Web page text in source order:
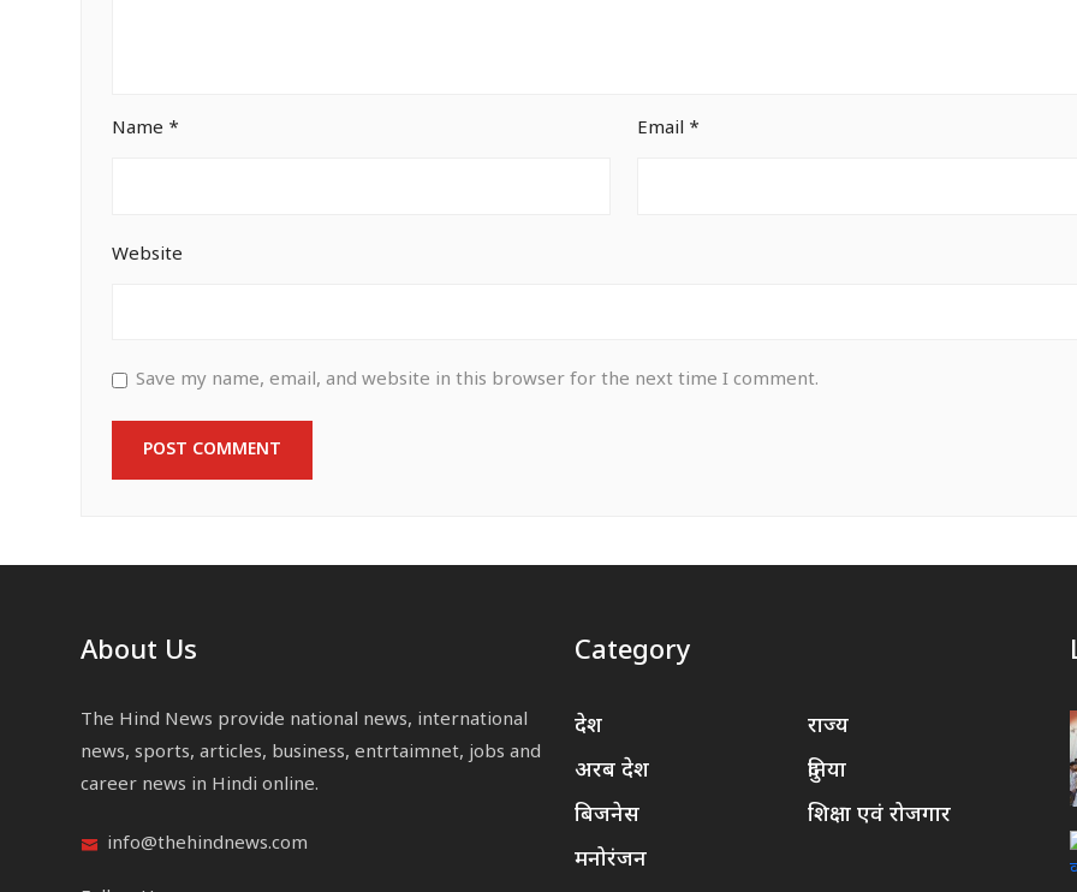
Name * Email *
Website
Save my name, email, and website in this browser for the next time I comment.
About Us
The Hind News provide national news, international
news, sports, articles, business, entrtaimnet, jobs and
career news in Hindi online.
info@thehindnews.com
Category
देश
राज्य
अरब देश
दुनिया
बिजनेस
शिक्षा एवं रोजगार
मनोरंजन